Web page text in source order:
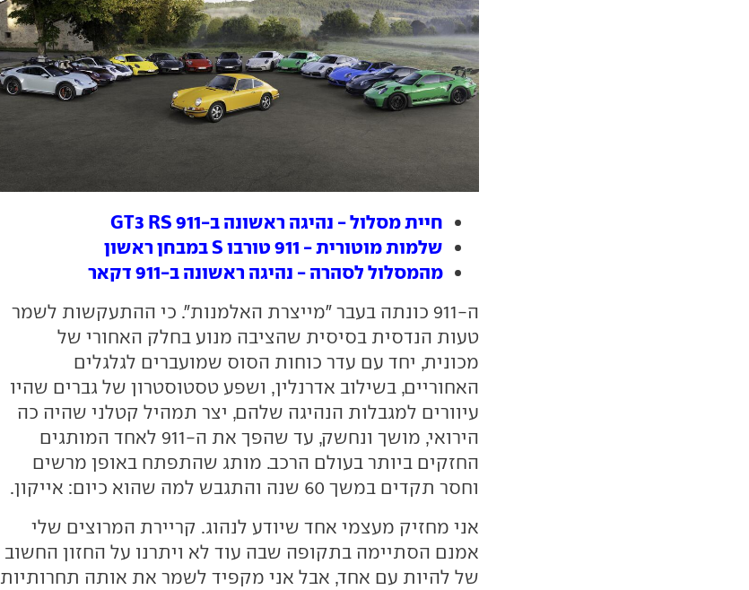
חיית מסלול - נהיגה ראשונה ב-GT3 RS 911
שלמות מוטורית - 911 טורבו S במבחן ראשון
מהמסלול לסהרה - נהיגה ראשונה ב-911 דקאר
ה-911 כונתה בעבר "מייצרת האלמנות". כי ההתעקשות לשמר
טעות הנדסית בסיסית שהציבה מנוע בחלק האחורי של
מכונית, יחד עם עדר כוחות הסוס שמועברים לגלגלים
האחוריים, בשילוב אדרנלין, ושפע טסטוסטרון של גברים שהיו
עיוורים למגבלות הנהיגה שלהם, יצר תמהיל קטלני שהיה כה
הירואי, מושך ונחשק, עד שהפך את ה-911 לאחד המותגים
החזקים ביותר בעולם הרכב. מותג שהתפתח באופן מרשים
וחסר תקדים במשך 60 שנה והתגבש למה שהוא כיום: אייקון.
אני מחזיק מעצמי אחד שיודע לנהוג. קריירת המרוצים שלי
אמנם הסתיימה בתקופה שבה עוד לא ויתרנו על החזון החשוב
של להיות עם אחד, אבל אני מקפיד לשמר את אותה תחרותיות